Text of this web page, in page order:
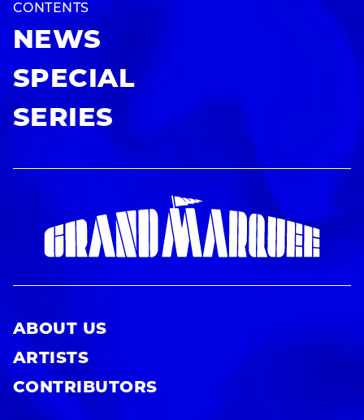
CONTENTS
NEWS
SPECIAL
SERIES
ABOUT US
ARTISTS
CONTRIBUTORS